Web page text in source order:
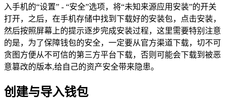
入手机的“设置” - “安全”选项，将“未知来源应用安装”的开关
打开，之后，在手机存储中找到下载好的安装包，点击安装，
然后按照屏幕上的提示逐步完成安装过程，这里需要特别注意
的是，为了保障钱包的安全，一定要从官方渠道下载，切不可
贪图方便从不可信的第三方平台下载，否则可能会下载到被恶
意篡改的版本,给自己的资产安全带来隐患。
创建与导入钱包